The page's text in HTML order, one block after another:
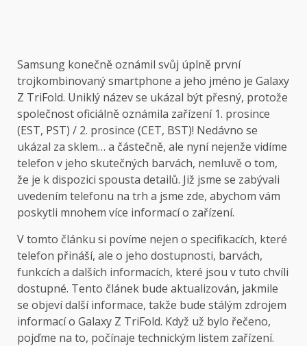
Samsung konečně oznámil svůj úplně první
trojkombinovaný smartphone a jeho jméno je Galaxy
Z TriFold. Uniklý název se ukázal být přesný, protože
společnost oficiálně oznámila zařízení 1. prosince
(EST, PST) / 2. prosince (CET, BST)! Nedávno se
ukázal za sklem… a částečně, ale nyní nejenže vidíme
telefon v jeho skutečných barvách, nemluvě o tom,
že je k dispozici spousta detailů. Již jsme se zabývali
uvedením telefonu na trh a jsme zde, abychom vám
poskytli mnohem více informací o zařízení.
V tomto článku si povíme nejen o specifikacích, které
telefon přináší, ale o jeho dostupnosti, barvách,
funkcích a dalších informacích, které jsou v tuto chvíli
dostupné. Tento článek bude aktualizován, jakmile
se objeví další informace, takže bude stálým zdrojem
informací o Galaxy Z TriFold. Když už bylo řečeno,
pojďme na to, počínaje technickým listem zařízení.